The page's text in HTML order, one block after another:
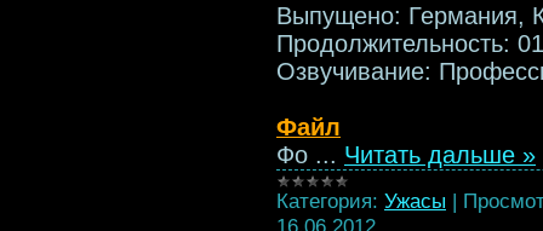
Выпущено: Германия,
Продолжительность:
Озвучивание:
Файл
Фо ... Читать дальше »
Категория: Ужасы |
16.06.2012